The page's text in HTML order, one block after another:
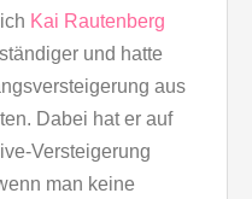
Kai Rautenberg
und hatte
aus
Dabei hat er auf
Versteigerung
man keine